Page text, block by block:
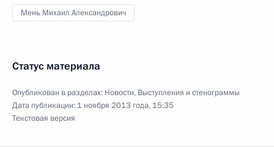
Мень Михаил Александрович
Статус материала
Опубликован в разделах: Новости, Выступления и стенограммы
Дата публикации: 1 ноября 2013 года, 15:35
Текстовая версия